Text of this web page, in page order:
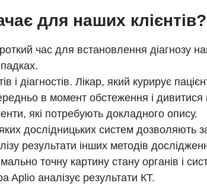
для наших клієнтів?
час для встановлення діагнозу
і діагностів. Лікар, який курирує
в момент обстеження і дивитися
які потребують докладного опису.
дослідницьких систем дозволяють
результати інших методів
точну картину стану органів і
Aplio аналізує результати КТ.